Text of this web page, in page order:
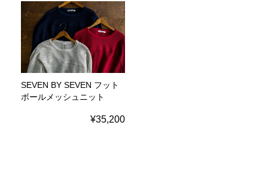
SEVEN BY SEVEN フット
ボールメッシュニット
¥35,200